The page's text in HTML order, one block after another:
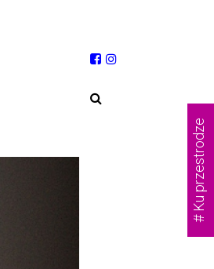
# Ku przestrodze